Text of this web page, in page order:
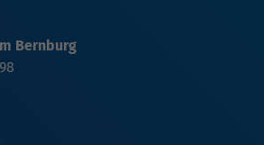
Bernburg